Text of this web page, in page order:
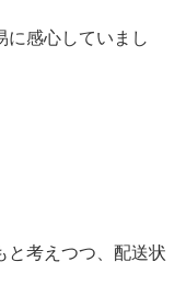
に感心していまし
と考えつつ、配送状